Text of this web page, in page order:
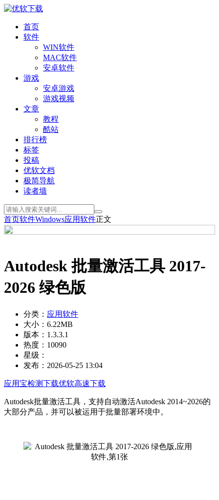
首页
软件
WIN软件
MAC软件
安卓软件
游戏
安卓游戏
游戏视频
文章
教程
酷站
排行榜
标签
投稿
优软文档
极简导航
读者墙
首页软件Windows应用软件正文
Autodesk 批量激活工具 2017-
2026 绿色版
分类： 应用软件
大小： 6.22MB
版本： 1.3.3.1
热度： 10090
星级：
发布： 2026-05-25 13:04
应用宝检测下载优软高速下载
Autodesk批量激活工具，支持自动激活Autodesk 2014~2026的
大部分产品，并可以被运用于批量部署环境中。